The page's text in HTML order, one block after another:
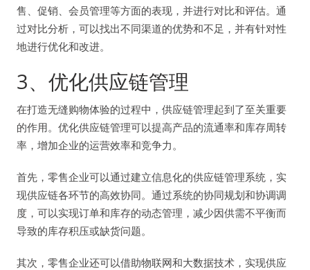
售、促销、会员管理等方面的表现，并进行对比和评估。通
过对比分析，可以找出不同渠道的优势和不足，并有针对性
地进行优化和改进。
3、优化供应链管理
在打造无缝购物体验的过程中，供应链管理起到了至关重要
的作用。优化供应链管理可以提高产品的流通率和库存周转
率，增加企业的运营效率和竞争力。
首先，零售企业可以通过建立信息化的供应链管理系统，实
现供应链各环节的高效协同。通过系统的协同规划和协调调
度，可以实现订单和库存的动态管理，减少因供需不平衡而
导致的库存积压或缺货问题。
其次，零售企业还可以借助物联网和大数据技术，实现供应